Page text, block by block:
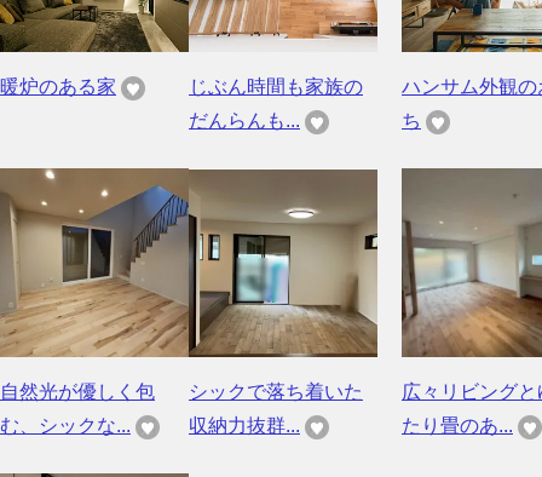
暖炉のある家
じぶん時間も家族の
だんらんも...
ハンサム外観の
ち
自然光が優しく包
む、シックな...
シックで落ち着いた
収納力抜群...
広々リビングと
たり畳のあ...